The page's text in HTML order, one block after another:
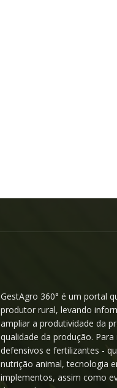
GestAgro 360° é um portal
produtor rural, levando
ampliar a produtividade da
qualidade da produção.
defensivos e fertilizantes -
nutrição animal, tecnologia
implementos, assim como